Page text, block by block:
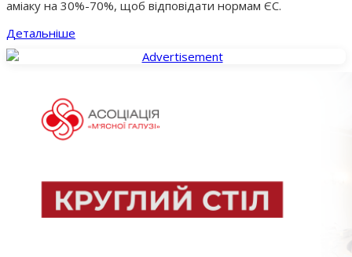
аміаку на 30%-70%, щоб відповідати нормам ЄС.
Детальніше